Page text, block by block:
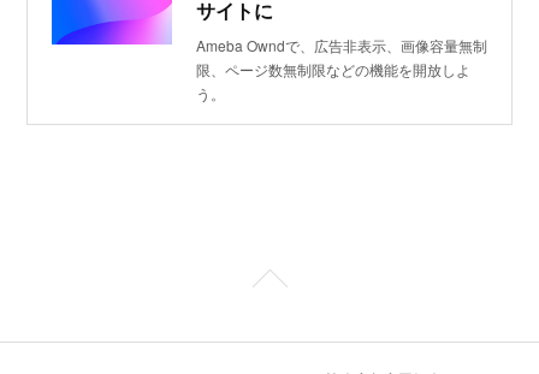
サイトに
Ameba Owndで、広告非表示、画像容量無制
限、ページ数無制限などの機能を開放しよ
う。